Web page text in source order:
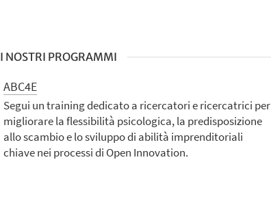
I NOSTRI PROGRAMMI
ABC4E
Segui un training dedicato a ricercatori e ricercatrici per
migliorare la flessibilità psicologica, la predisposizione
allo scambio e lo sviluppo di abilità imprenditoriali
chiave nei processi di Open Innovation.